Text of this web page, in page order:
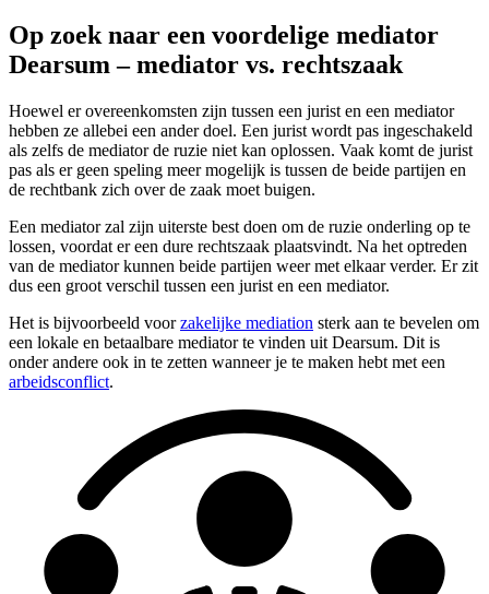
Op zoek naar een voordelige mediator
Dearsum – mediator vs. rechtszaak
Hoewel er overeenkomsten zijn tussen een jurist en een mediator
hebben ze allebei een ander doel. Een jurist wordt pas ingeschakeld
als zelfs de mediator de ruzie niet kan oplossen. Vaak komt de jurist
pas als er geen speling meer mogelijk is tussen de beide partijen en
de rechtbank zich over de zaak moet buigen.
Een mediator zal zijn uiterste best doen om de ruzie onderling op te
lossen, voordat er een dure rechtszaak plaatsvindt. Na het optreden
van de mediator kunnen beide partijen weer met elkaar verder. Er zit
dus een groot verschil tussen een jurist en een mediator.
Het is bijvoorbeeld voorzakelijke mediation sterk aan te bevelen om
een lokale en betaalbare mediator te vinden uit Dearsum. Dit is
onder andere ook in te zetten wanneer je te maken hebt met een
arbeidsconflict.